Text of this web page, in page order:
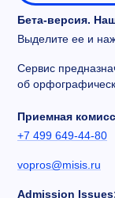
Бета-версия.
Выделите ее и
Сервис
об
Приемная
+7 499 649-44-80
vopros@misis.ru
Admission